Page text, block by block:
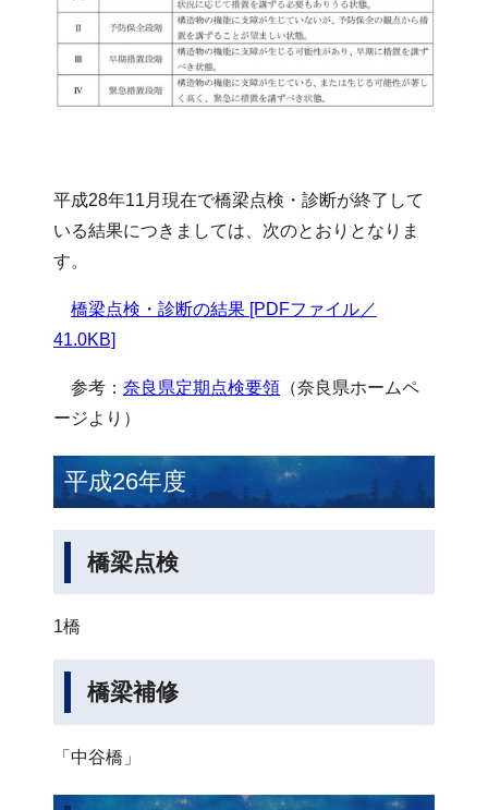
平成28年11月現在で橋梁点検・診断が終了して
いる結果につきましては、次のとおりとなりま
す。
橋梁点検・診断の結果 [PDFファイル／
41.0KB]
参考：奈良県定期点検要領 （奈良県ホームペ
ージより）
平成26年度
橋梁点検
1橋
橋梁補修
「中谷橋」